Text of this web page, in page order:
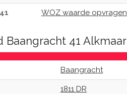
WOZ waarde opvragen
Baangracht 41 Alkmaar
Baangracht
1811 DR